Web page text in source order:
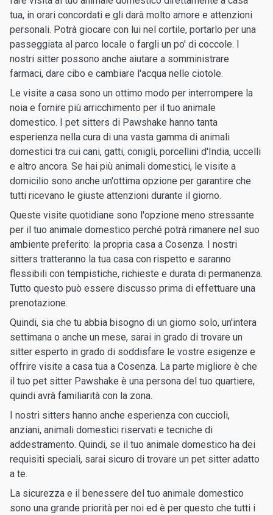
tua, in orari concordati e gli darà molto amore e attenzioni
personali. Potrà giocare con lui nel cortile, portarlo per una
passeggiata al parco locale o fargli un po' di coccole. I
nostri sitter possono anche aiutare a somministrare
farmaci, dare cibo e cambiare l'acqua nelle ciotole.
Le visite a casa sono un ottimo modo per interrompere la
noia e fornire più arricchimento per il tuo animale
domestico. I pet sitters di Pawshake hanno tanta
esperienza nella cura di una vasta gamma di animali
domestici tra cui cani, gatti, conigli, porcellini d'India, uccelli
e altro ancora. Se hai più animali domestici, le visite a
domicilio sono anche un'ottima opzione per garantire che
tutti ricevano le giuste attenzioni durante il giorno.
Queste visite quotidiane sono l'opzione meno stressante
per il tuo animale domestico perché potrà rimanere nel suo
ambiente preferito: la propria casa a Cosenza. I nostri
sitters tratteranno la tua casa con rispetto e saranno
flessibili con tempistiche, richieste e durata di permanenza.
Tutto questo può essere discusso prima di effettuare una
prenotazione.
Quindi, sia che tu abbia bisogno di un giorno solo, un'intera
settimana o anche un mese, sarai in grado di trovare un
sitter esperto in grado di soddisfare le vostre esigenze e
offrire visite a casa tua a Cosenza. La parte migliore è che
il tuo pet sitter Pawshake è una persona del tuo quartiere,
quindi avrà familiarità con la zona.
I nostri sitters hanno anche esperienza con cuccioli,
anziani, animali domestici riservati e tecniche di
addestramento. Quindi, se il tuo animale domestico ha dei
requisiti speciali, sarai sicuro di trovare un pet sitter adatto
a te.
La sicurezza e il benessere del tuo animale domestico
sono una grande priorità per noi ed è per questo che tutti i